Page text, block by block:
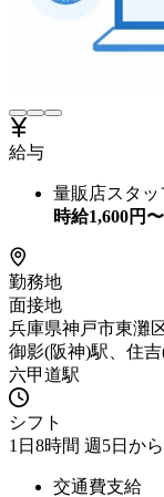
給与
量販店スタッ
時給1,600円〜
勤務地
面接地
兵庫県神戸市東灘
御影(阪神)駅、住
六甲道駅
シフト
1日8時間 週5日か
交通費支給